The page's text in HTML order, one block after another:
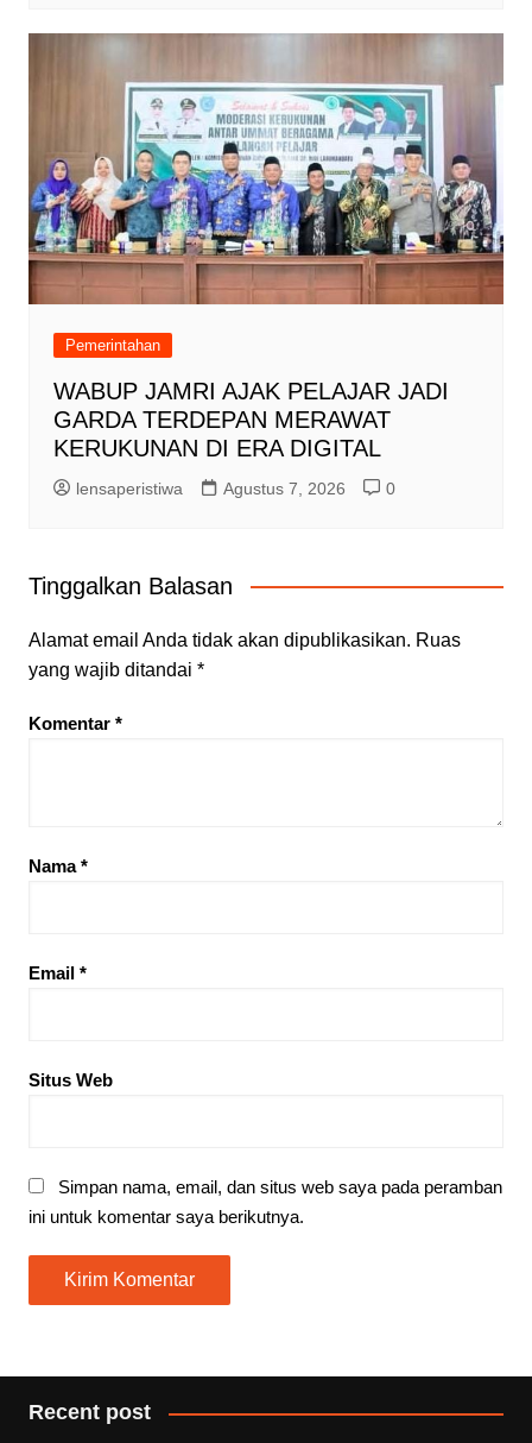
Pemerintahan
WABUP JAMRI AJAK PELAJAR JADI
GARDA TERDEPAN MERAWAT
KERUKUNAN DI ERA DIGITAL
lensaperistiwa Agustus 7, 2026 0
Tinggalkan Balasan
Alamat email Anda tidak akan dipublikasikan. Ruas
yang wajib ditandai *
Komentar *
Nama*
Email *
Situs Web
Simpan nama, email, dan situs web saya pada peramban
ini untuk komentar saya berikutnya.
Recent post